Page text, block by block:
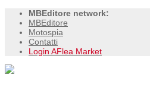
MBEditore network:
MBEditore
Motospia
Contatti
Login AFlea Market